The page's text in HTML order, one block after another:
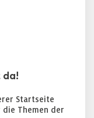
da!
Startseite
die Themen der